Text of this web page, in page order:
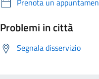
Problemi in città
Segnala disservizio